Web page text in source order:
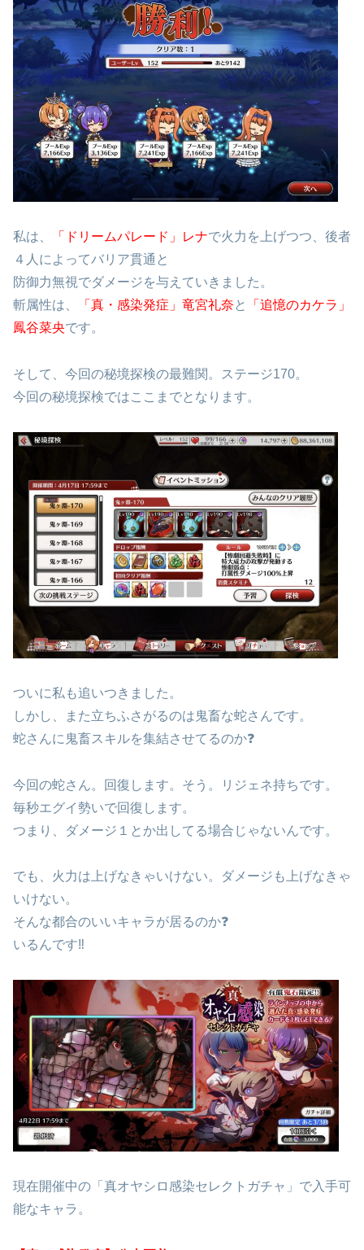
私は、 「ドリームパレード」レナで火力を上げつつ、後者
４人によってバリア貫通と
防御力無視でダメージを与えていきました。
斬属性は、
「真・感染発症」竜宮礼奈 と
「追憶のカケラ」
鳳谷菜央です。
そして、今回の秘境探検の最難関。ステージ170。
今回の秘境探検ではここまでとなります。
ついに私も追いつきました。
しかし、また立ちふさがるのは鬼畜な蛇さんです。
蛇さんに鬼畜スキルを集結させてるのか❓
今回の蛇さん。回復します。そう。リジェネ持ちです。
毎秒エグイ勢いで回復します。
つまり、ダメージ１とか出してる場合じゃないんです。
でも、火力は上げなきゃいけない。ダメージも上げなきゃ
いけない。
そんな都合のいいキャラが居るのか❓
いるんです‼
現在開催中の「真オヤシロ感染セレクトガチャ」で入手可
能なキャラ。